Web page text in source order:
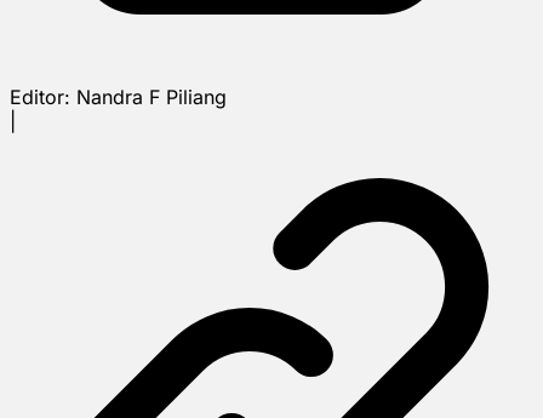
Editor: Nandra F Piliang